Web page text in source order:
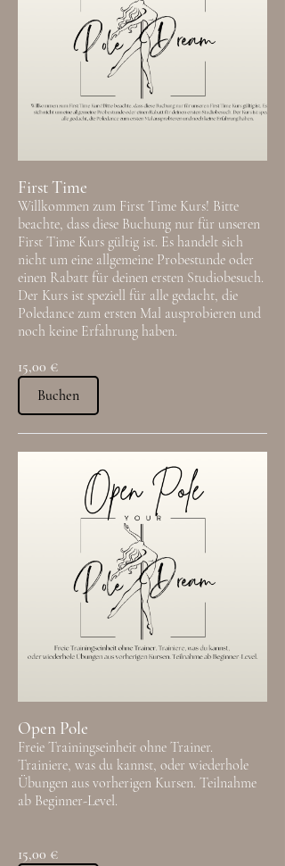
First Time
Willkommen zum First Time Kurs! Bitte
beachte, dass diese Buchung nur für unseren
First Time Kurs gültig ist. Es handelt sich
nicht um eine allgemeine Probestunde oder
einen Rabatt für deinen ersten Studiobesuch.
Der Kurs ist speziell für alle gedacht, die
Poledance zum ersten Mal ausprobieren und
noch keine Erfahrung haben.
15,00 €
Buchen
Open Pole
Freie Trainingseinheit ohne Trainer.
Trainiere, was du kannst, oder wiederhole
Übungen aus vorherigen Kursen. Teilnahme
ab Beginner-Level.
15,00 €